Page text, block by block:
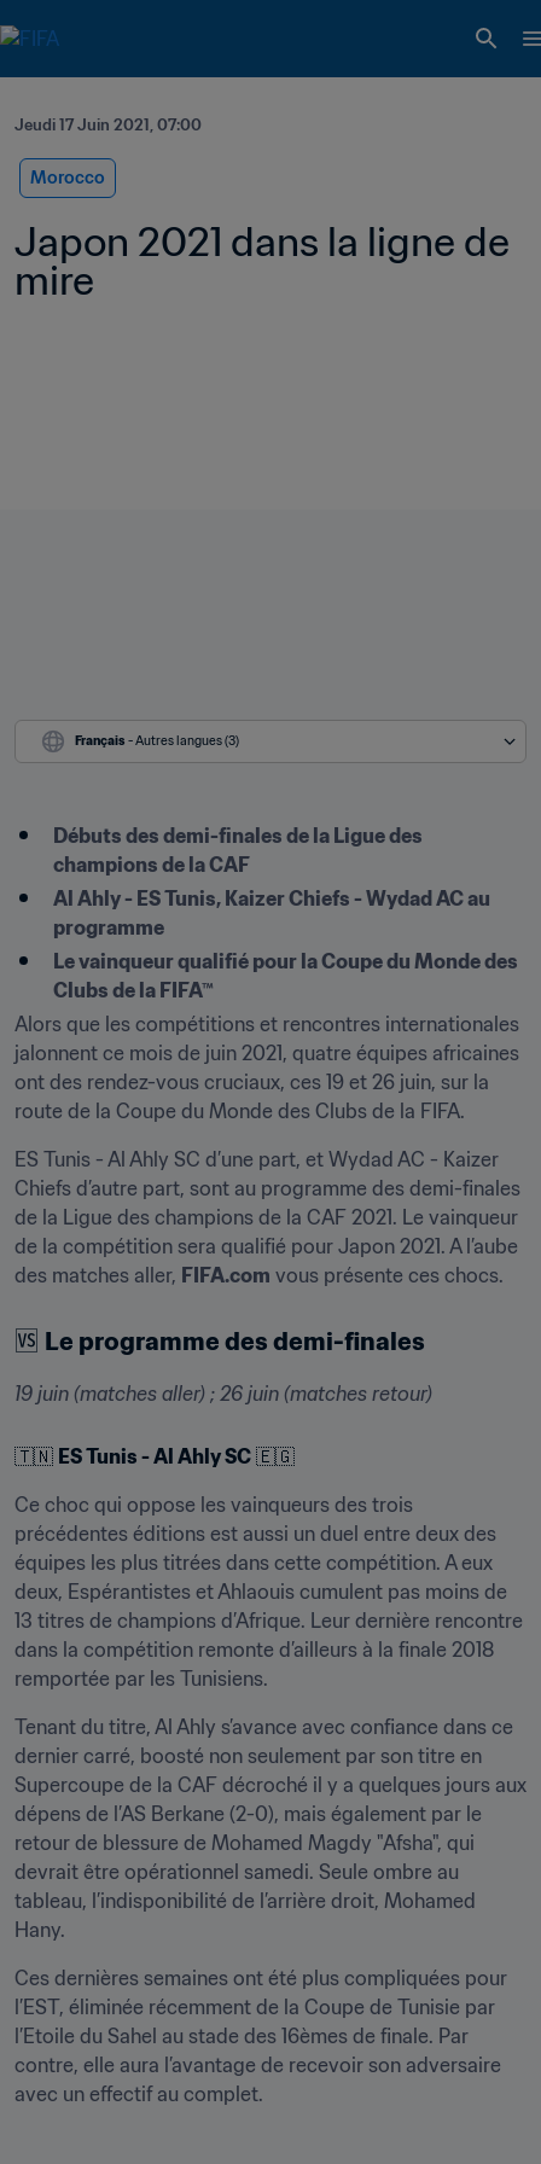
Jeudi 17 Juin 2021, 07:00
Morocco
Japon 2021 dans la ligne de
mire
Français - Autres langues (3)
Débuts des demi-finales de la Ligue des
champions de la CAF
Al Ahly - ES Tunis, Kaizer Chiefs - Wydad AC au
programme
Le vainqueur qualifié pour la Coupe du Monde des
Clubs de la FIFA™
Alors que les compétitions et rencontres internationales
jalonnent ce mois de juin 2021, quatre équipes africaines
ont des rendez-vous cruciaux, ces 19 et 26 juin, sur la
route de la Coupe du Monde des Clubs de la FIFA.
ES Tunis - Al Ahly SC d’une part, et Wydad AC - Kaizer
Chiefs d’autre part, sont au programme des demi-finales
de la Ligue des champions de la CAF 2021. Le vainqueur
de la compétition sera qualifié pour Japon 2021. A l’aube
des matches aller, FIFA.com vous présente ces chocs.
🆚 Le programme des demi-finales
19 juin (matches aller) ; 26 juin (matches retour)
🇹🇳 ES Tunis - Al Ahly SC 🇪🇬
Ce choc qui oppose les vainqueurs des trois
précédentes éditions est aussi un duel entre deux des
équipes les plus titrées dans cette compétition. A eux
deux, Espérantistes et Ahlaouis cumulent pas moins de
13 titres de champions d’Afrique. Leur dernière rencontre
dans la compétition remonte d’ailleurs à la finale 2018
remportée par les Tunisiens.
Tenant du titre, Al Ahly s’avance avec confiance dans ce
dernier carré, boosté non seulement par son titre en
Supercoupe de la CAF décroché il y a quelques jours aux
dépens de l’AS Berkane (2-0), mais également par le
retour de blessure de Mohamed Magdy "Afsha", qui
devrait être opérationnel samedi. Seule ombre au
tableau, l’indisponibilité de l’arrière droit, Mohamed
Hany.
Ces dernières semaines ont été plus compliquées pour
l’EST, éliminée récemment de la Coupe de Tunisie par
l’Etoile du Sahel au stade des 16èmes de finale. Par
contre, elle aura l’avantage de recevoir son adversaire
avec un effectif au complet.